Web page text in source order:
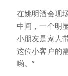
在姚明酒会现
中间，一个明
小朋友是家人
这位小客户的
哟。”